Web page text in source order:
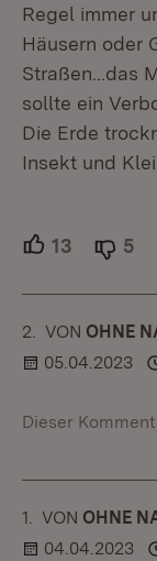
Regel immer
Häusern oder
Straßen...das
sollte ein
Die Erde
Insekt und
13 5
2. KOMMENTAR
VON :OHNE
05.04.2023
Dieser
1. KOMMENTAR
VON :OHNE
04.04.2023